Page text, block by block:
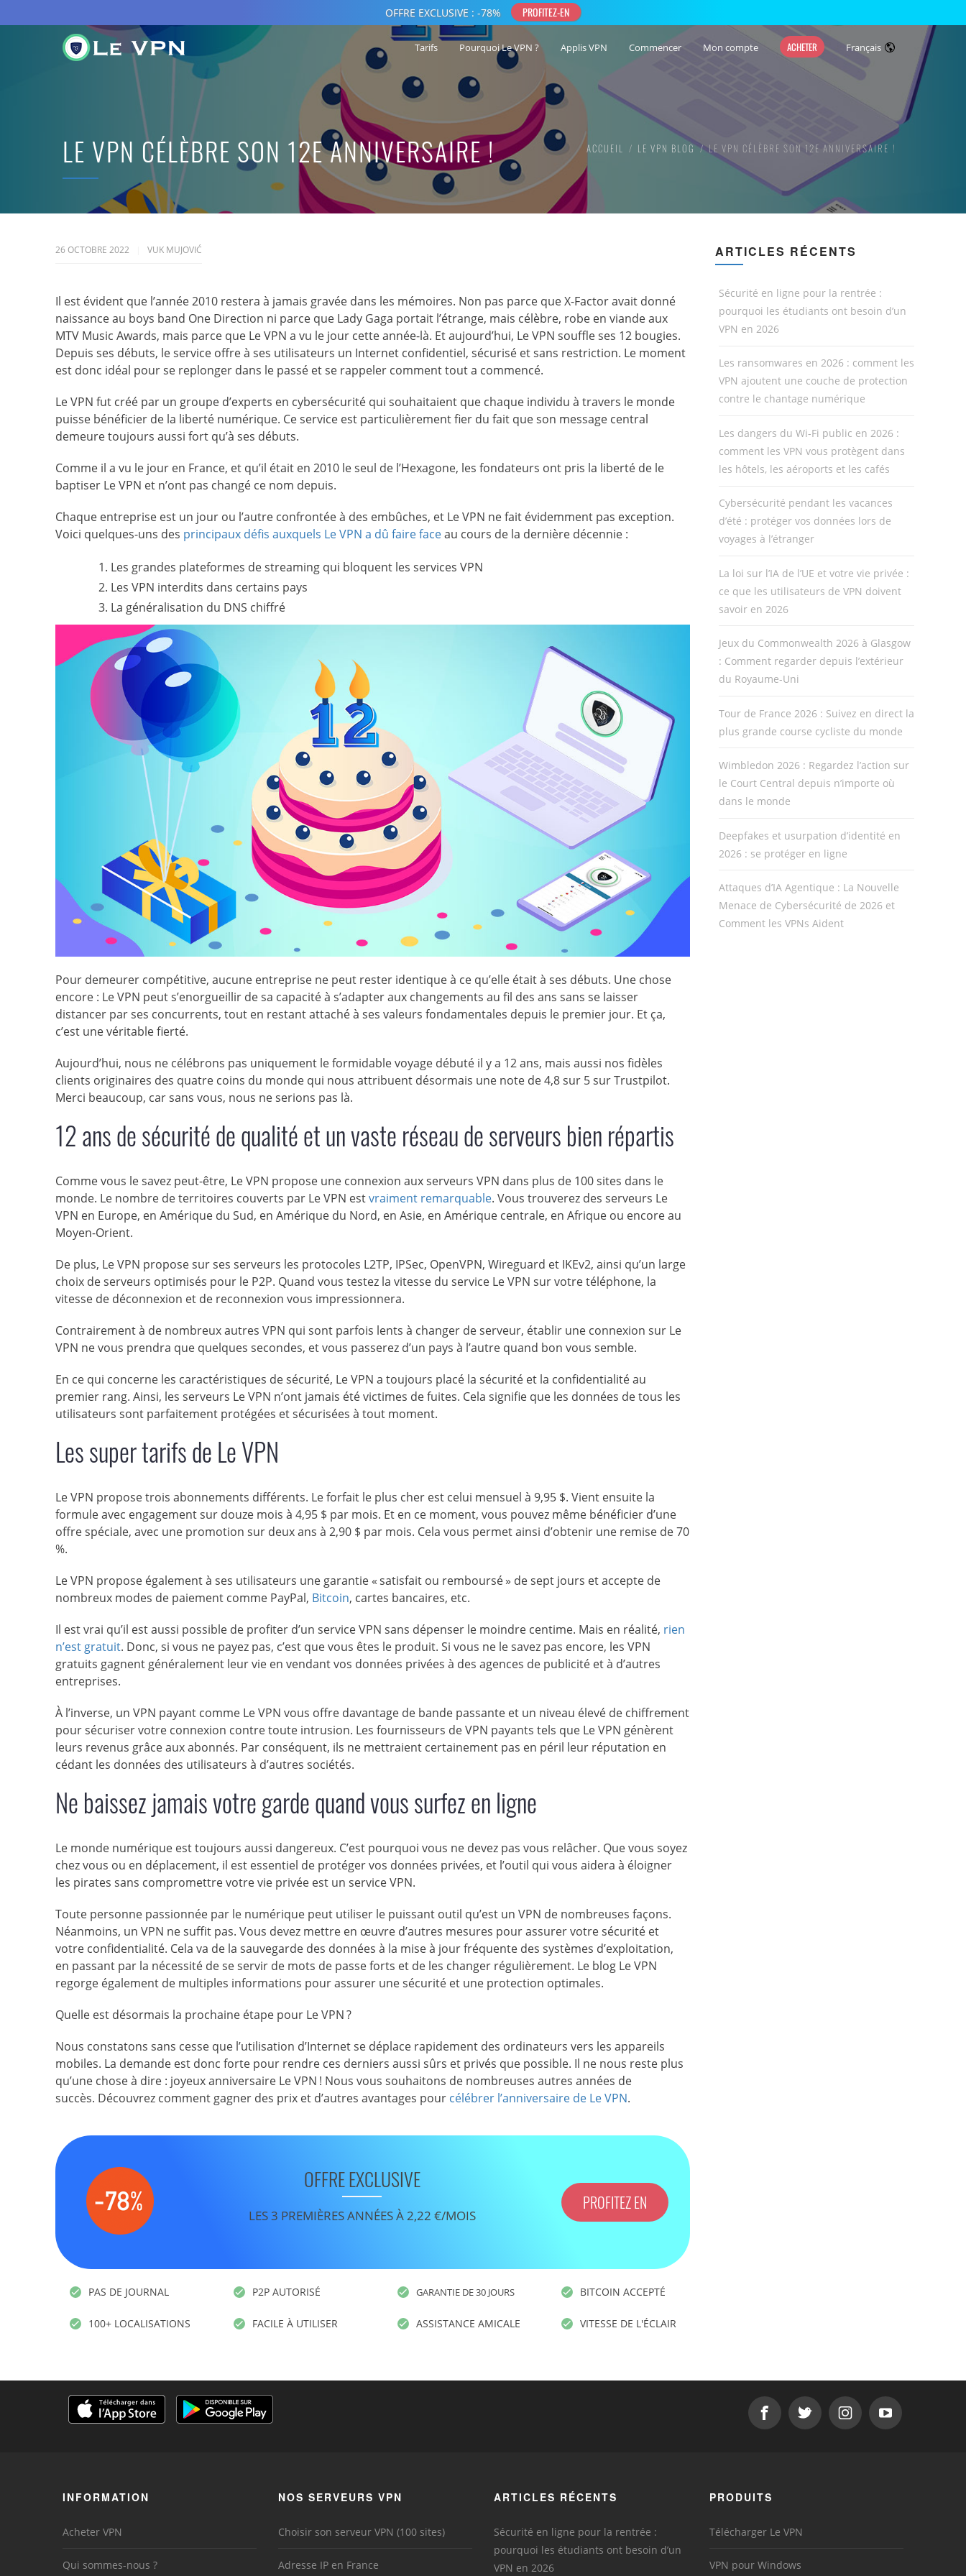
Tarifs Pourquoi Le VPN ? Applis VPN Commencer Mon compte ACHETER Français
LE VPN CÉLÈBRE SON 12E ANNIVERSAIRE ! ACCUEIL LE VPN BLOG LE VPN CÉLÈBRE SON 12E ANNIVERSAIRE !
26 OCTOBRE 2022 VUK MUJOVIĆ
Il est évident que l’année 2010 restera à jamais gravée dans les mémoires. Non pas parce que X-Factor avait donné
naissance au boys band One Direction ni parce que Lady Gaga portait l’étrange, mais célèbre, robe en viande aux
MTV Music Awards, mais parce que Le VPN a vu le jour cette année-là. Et aujourd’hui, Le VPN souffle ses 12 bougies.
Depuis ses débuts, le service offre à ses utilisateurs un Internet confidentiel, sécurisé et sans restriction. Le moment
est donc idéal pour se replonger dans le passé et se rappeler comment tout a commencé.
Le VPN fut créé par un groupe d’experts en cybersécurité qui souhaitaient que chaque individu à travers le monde
puisse bénéficier de la liberté numérique. Ce service est particulièrement fier du fait que son message central
demeure toujours aussi fort qu’à ses débuts.
Comme il a vu le jour en France, et qu’il était en 2010 le seul de l’Hexagone, les fondateurs ont pris la liberté de le
baptiser Le VPN et n’ont pas changé ce nom depuis.
Chaque entreprise est un jour ou l’autre confrontée à des embûches, et Le VPN ne fait évidemment pas exception.
Voici quelques-uns des principaux défis auxquels Le VPN a dû faire faceau cours de la dernière décennie :
Les grandes plateformes de streaming qui bloquent les services VPN
Les VPN interdits dans certains pays
La généralisation du DNS chiffré
Pour demeurer compétitive, aucune entreprise ne peut rester identique à ce qu’elle était à ses débuts. Une chose
encore : Le VPN peut s’enorgueillir de sa capacité à s’adapter aux changements au fil des ans sans se laisser
distancer par ses concurrents, tout en restant attaché à ses valeurs fondamentales depuis le premier jour. Et ça,
c’est une véritable fierté.
Aujourd’hui, nous ne célébrons pas uniquement le formidable voyage débuté il y a 12 ans, mais aussi nos fidèles
clients originaires des quatre coins du monde qui nous attribuent désormais une note de 4,8 sur 5 sur Trustpilot.
Merci beaucoup, car sans vous, nous ne serions pas là.
12 ans de sécurité de qualité et un vaste réseau de serveurs bien répartis
Comme vous le savez peut-être, Le VPN propose une connexion aux serveurs VPN dans plus de 100 sites dans le
monde. Le nombre de territoires couverts par Le VPN estvraiment remarquable. Vous trouverez des serveurs Le
VPN en Europe, en Amérique du Sud, en Amérique du Nord, en Asie, en Amérique centrale, en Afrique ou encore au
Moyen-Orient.
De plus, Le VPN propose sur ses serveurs les protocoles L2TP, IPSec, OpenVPN, Wireguard et IKEv2, ainsi qu’un large
choix de serveurs optimisés pour le P2P. Quand vous testez la vitesse du service Le VPN sur votre téléphone, la
vitesse de déconnexion et de reconnexion vous impressionnera.
Contrairement à de nombreux autres VPN qui sont parfois lents à changer de serveur, établir une connexion sur Le
VPN ne vous prendra que quelques secondes, et vous passerez d’un pays à l’autre quand bon vous semble.
En ce qui concerne les caractéristiques de sécurité, Le VPN a toujours placé la sécurité et la confidentialité au
premier rang. Ainsi, les serveurs Le VPN n’ont jamais été victimes de fuites. Cela signifie que les données de tous les
utilisateurs sont parfaitement protégées et sécurisées à tout moment.
Les super tarifs de Le VPN
Le VPN propose trois abonnements différents. Le forfait le plus cher est celui mensuel à 9,95 $. Vient ensuite la
formule avec engagement sur douze mois à 4,95 $ par mois. Et en ce moment, vous pouvez même bénéficier d’une
offre spéciale, avec une promotion sur deux ans à 2,90 $ par mois. Cela vous permet ainsi d’obtenir une remise de 70
%.
Le VPN propose également à ses utilisateurs une garantie « satisfait ou remboursé » de sept jours et accepte de
nombreux modes de paiement comme PayPal, Bitcoin, cartes bancaires, etc.
Il est vrai qu’il est aussi possible de profiter d’un service VPN sans dépenser le moindre centime. Mais en réalité, rien
n’est gratuit. Donc, si vous ne payez pas, c’est que vous êtes le produit. Si vous ne le savez pas encore, les VPN
gratuits gagnent généralement leur vie en vendant vos données privées à des agences de publicité et à d’autres
entreprises.
À l’inverse, un VPN payant comme Le VPN vous offre davantage de bande passante et un niveau élevé de chiffrement
pour sécuriser votre connexion contre toute intrusion. Les fournisseurs de VPN payants tels que Le VPN génèrent
leurs revenus grâce aux abonnés. Par conséquent, ils ne mettraient certainement pas en péril leur réputation en
cédant les données des utilisateurs à d’autres sociétés.
Ne baissez jamais votre garde quand vous surfez en ligne
Le monde numérique est toujours aussi dangereux. C’est pourquoi vous ne devez pas vous relâcher. Que vous soyez
chez vous ou en déplacement, il est essentiel de protéger vos données privées, et l’outil qui vous aidera à éloigner
les pirates sans compromettre votre vie privée est un service VPN.
Toute personne passionnée par le numérique peut utiliser le puissant outil qu’est un VPN de nombreuses façons.
Néanmoins, un VPN ne suffit pas. Vous devez mettre en œuvre d’autres mesures pour assurer votre sécurité et
votre confidentialité. Cela va de la sauvegarde des données à la mise à jour fréquente des systèmes d’exploitation,
en passant par la nécessité de se servir de mots de passe forts et de les changer régulièrement. Le blog Le VPN
regorge également de multiples informations pour assurer une sécurité et une protection optimales.
Quelle est désormais la prochaine étape pour Le VPN ?
Nous constatons sans cesse que l’utilisation d’Internet se déplace rapidement des ordinateurs vers les appareils
mobiles. La demande est donc forte pour rendre ces derniers aussi sûrs et privés que possible. Il ne nous reste plus
qu’une chose à dire : joyeux anniversaire Le VPN ! Nous vous souhaitons de nombreuses autres années de
succès. Découvrez comment gagner des prix et d’autres avantages pour célébrer l’anniversaire de Le VPN.
OFFRE EXCLUSIVE
LES 3 PREMIÈRES ANNÉES À 2,22 €/MOIS
PROFITEZ EN
PAS DE JOURNAL
100+ LOCALISATIONS
P2P AUTORISÉ
FACILE À UTILISER
GARANTIE DE 30 JOURS
ASSISTANCE AMICALE
BITCOIN ACCEPTÉ
VITESSE DE L'ÉCLAIR
ARTICLES RÉCENTS
Sécurité en ligne pour la rentrée :
pourquoi les étudiants ont besoin d’un
VPN en 2026
Les ransomwares en 2026 : comment les
VPN ajoutent une couche de protection
contre le chantage numérique
Les dangers du Wi-Fi public en 2026 :
comment les VPN vous protègent dans
les hôtels, les aéroports et les cafés
Cybersécurité pendant les vacances
d’été : protéger vos données lors de
voyages à l’étranger
La loi sur l’IA de l’UE et votre vie privée :
ce que les utilisateurs de VPN doivent
savoir en 2026
Jeux du Commonwealth 2026 à Glasgow
: Comment regarder depuis l’extérieur
du Royaume-Uni
Tour de France 2026 : Suivez en direct la
plus grande course cycliste du monde
Wimbledon 2026 : Regardez l’action sur
le Court Central depuis n’importe où
dans le monde
Deepfakes et usurpation d’identité en
2026 : se protéger en ligne
Attaques d’IA Agentique : La Nouvelle
Menace de Cybersécurité de 2026 et
Comment les VPNs Aident
INFORMATION
Acheter VPN
Qui sommes-nous ?
NOS SERVEURS VPN
Choisir son serveur VPN (100 sites)
Adresse IP en France
ARTICLES RÉCENTS
Sécurité en ligne pour la rentrée :
pourquoi les étudiants ont besoin d’un
VPN en 2026
PRODUITS
Télécharger Le VPN
VPN pour Windows